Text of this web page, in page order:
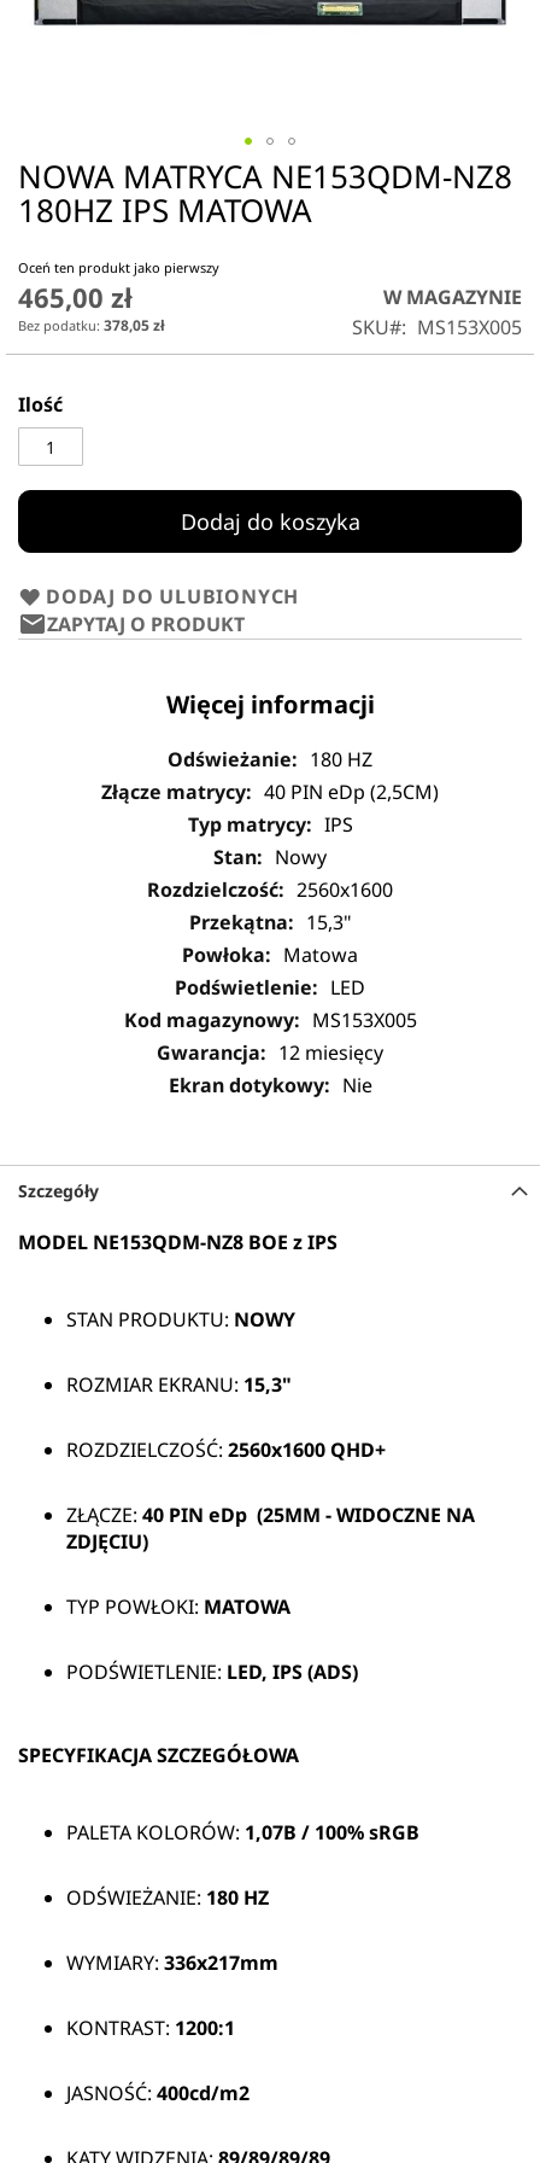
Przejdź
na
początek
NOWA MATRYCA NE153QDM-NZ8
180HZ IPS MATOWA
Oceń ten produkt jako pierwszy
465,00 zł
378,05 zł
W MAGAZYNIE
SKU
MS153X005
Ilość
Dodaj do koszyka
DODAJ DO ULUBIONYCH
ZAPYTAJ O PRODUKT
Więcej informacji
180 HZ
40 PIN eDp (2,5CM)
IPS
Nowy
2560x1600
15,3"
Matowa
LED
MS153X005
12 miesięcy
Nie
Szczegóły
MODEL NE153QDM-NZ8 BOE z IPS
STAN PRODUKTU: NOWY
ROZMIAR EKRANU: 15,3"
ROZDZIELCZOŚĆ: 2560x1600 QHD+
ZŁĄCZE: 40 PIN eDp (25MM - WIDOCZNE NA
ZDJĘCIU)
TYP POWŁOKI: MATOWA
PODŚWIETLENIE: LED, IPS (ADS)
SPECYFIKACJA SZCZEGÓŁOWA
PALETA KOLORÓW: 1,07B / 100% sRGB
ODŚWIEŻANIE: 180 HZ
WYMIARY: 336x217mm
KONTRAST: 1200:1
JASNOŚĆ: 400cd/m2